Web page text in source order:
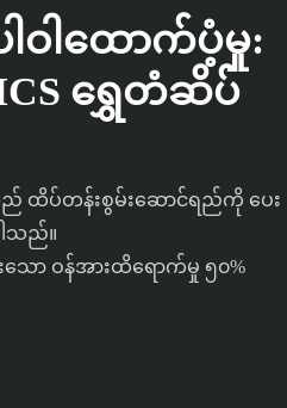
ဝါထောက်ပံ့မှု:
ရွှေတံဆိပ်
သည် ထိပ်တန်းစွမ်းဆောင်ရည်ကို ပေး
ါသည်။
သော ဝန်အားထိရောက်မှု ၅၀%